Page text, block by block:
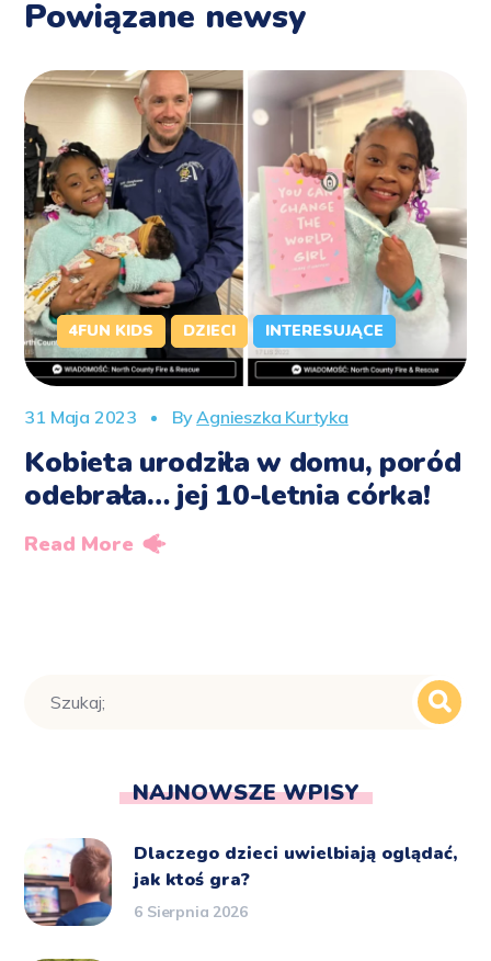
Powiązane newsy
4FUN KIDS DZIECI INTERESUJĄCE
31 Maja 2023 ByAgnieszka Kurtyka
Kobieta urodziła w domu, poród
odebrała… jej 10-letnia córka!
Read More
NAJNOWSZE WPISY
Dlaczego dzieci uwielbiają oglądać,
jak ktoś gra?
6 Sierpnia 2026